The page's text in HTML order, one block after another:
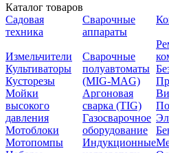
Каталог товаров
Садовая
техника
Измельчители
Культиваторы
Кусторезы
Мойки
высокого
давления
Мотоблоки
Мотопомпы
Сварочные
аппараты
Сварочные
полуавтоматы
(MIG-MAG)
Аргоновая
сварка (TIG)
Газосварочное
оборудование
Индукционные